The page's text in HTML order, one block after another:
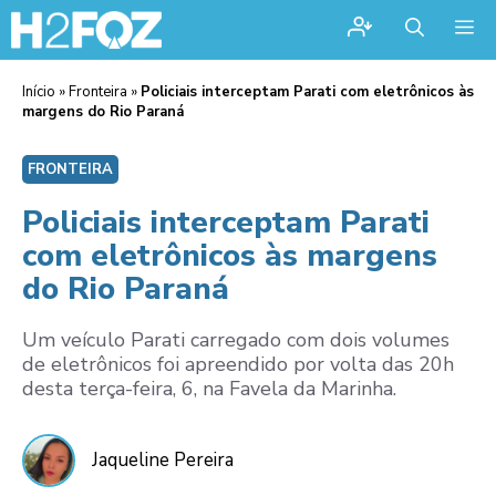
Início »Fronteira » Policiais interceptam Parati com eletrônicos às
margens do Rio Paraná
FRONTEIRA
Policiais interceptam Parati
com eletrônicos às margens
do Rio Paraná
Um veículo Parati carregado com dois volumes
de eletrônicos foi apreendido por volta das 20h
desta terça-feira, 6, na Favela da Marinha.
Jaqueline Pereira